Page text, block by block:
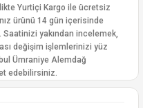
Yurtiçi Kargo ile ücretsiz
ürünü 14 gün içerisinde
yakından incelemek,
değişim işlemlerinizi yüz
Ümraniye Alemdağ
edebilirsiniz.